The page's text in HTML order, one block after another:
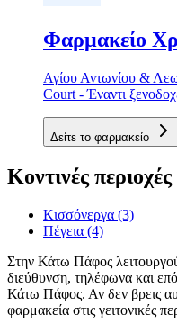
Φαρμακείο
Αγίου Αντωνίου &
Court - Έναντι
Δείτε το φαρμακείο
Κοντινές περιοχές
Κισσόνεργα (3)
Πέγεια (4)
Στην Κάτω Πάφος
διεύθυνση, τηλέφωνα και
Κάτω Πάφος. Αν δεν βρεις
φαρμακεία στις γειτονικές